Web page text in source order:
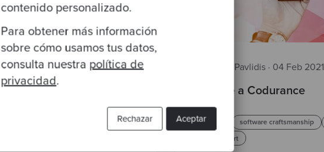
contenido personalizado.
Para obtener más información
sobre cómo usamos tus datos,
consulta nuestra política de
privacidad.
Aceptar
Rechazar
By Alexis Pavlidis · 04 Feb 2021
Mi viaje a Codurance
culture software craftsmanship
craftatheart